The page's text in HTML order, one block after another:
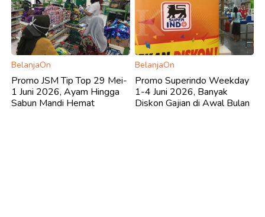
BelanjaOn
Promo JSM Tip Top 29 Mei-
1 Juni 2026, Ayam Hingga
Sabun Mandi Hemat
BelanjaOn
Promo Superindo Weekday
1-4 Juni 2026, Banyak
Diskon Gajian di Awal Bulan